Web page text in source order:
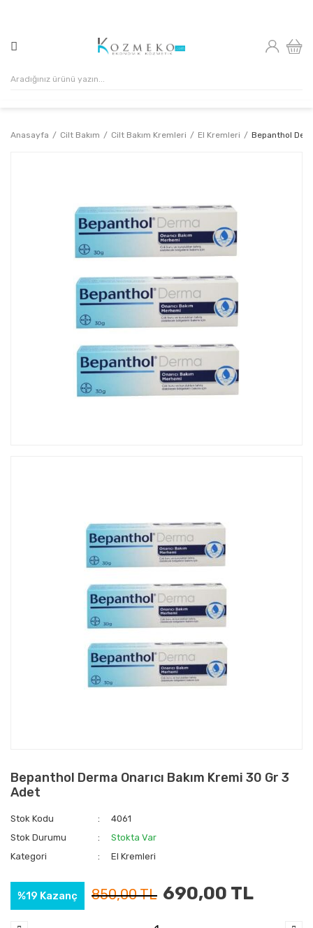
Anasayfa Cilt Bakım Cilt Bakım Kremleri El Kremleri Bepanthol
Bepanthol Derma Onarıcı Bakım Kremi 30 Gr 3
Adet
Stok Kodu
4061
Stok Durumu
Stokta Var
Kategori
El Kremleri
%19 Kazanç 850,00 TL 690,00 TL